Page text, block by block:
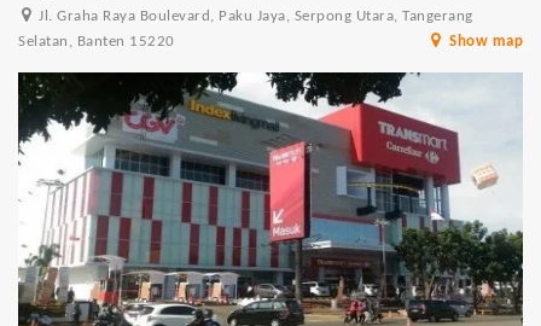
Jl. Graha Raya Boulevard, Paku Jaya, Serpong Utara, Tangerang
Selatan, Banten 15220
Show map